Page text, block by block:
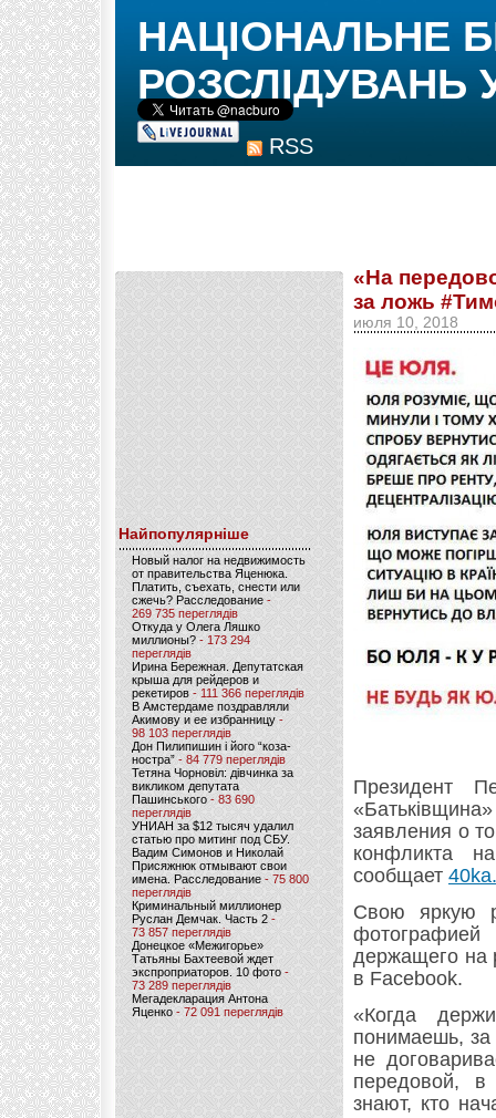
RSS
НАЦІОНАЛЬНЕ
РОЗСЛІДУВАНЬ
Найпопулярніше
Новый налог на недвижимость
от правительства Яценюка.
Платить, съехать, снести или
сжечь? Расследование-
269 735 переглядів
Откуда у Олега Ляшко
миллионы? - 173 294
переглядів
Ирина Бережная. Депутатская
крыша для рейдеров и
рекетиров - 111 366 переглядів
В Амстердаме поздравляли
Акимову и ее избранницу -
98 103 переглядів
Дон Пилипишин і його “коза-
ностра” - 84 779 переглядів
Тетяна Чорновіл: дівчинка за
викликом депутата
Пашинського- 83 690
переглядів
УНИАН за $12 тысяч удалил
статью про митинг под СБУ.
Вадим Симонов и Николай
Присяжнюк отмывают свои
имена. Расследование - 75 800
переглядів
Криминальный миллионер
Руслан Демчак. Часть 2-
73 857 переглядів
Донецкое «Межигорье»
Татьяны Бахтеевой ждет
экспроприаторов. 10 фото -
73 289 переглядів
Мегадекларация Антона
Яценко - 72 091 переглядів
«На
за ложь
июля 10, 2018
Президент
заявления о
конфликта
сообщает
Свою яркую
держащего на
в Facebook.
«Когда
понимаешь, за
не
передовой, в
знают, кто